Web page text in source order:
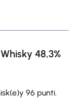
48,3%
96 punti.